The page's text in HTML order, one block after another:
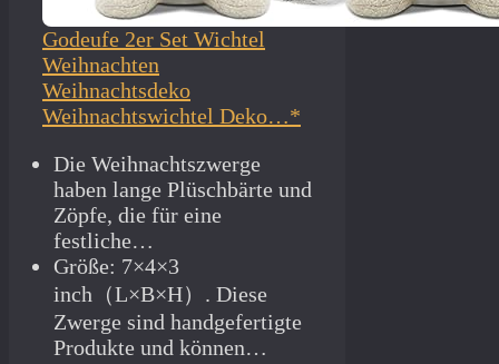
Godeufe 2er Set Wichtel
Weihnachten
Weihnachtsdeko
Weihnachtswichtel Deko…*
Die Weihnachtszwerge
haben lange Plüschbärte und
Zöpfe, die für eine
festliche…
Größe: 7×4×3
inch（L×B×H）. Diese
Zwerge sind handgefertigte
Produkte und können…